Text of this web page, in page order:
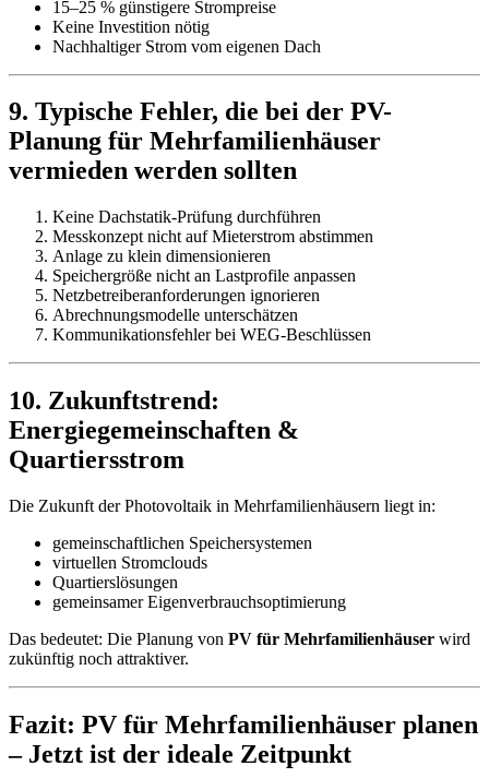
15–25 % günstigere Strompreise
Keine Investition nötig
Nachhaltiger Strom vom eigenen Dach
9. Typische Fehler, die bei der PV-
Planung für Mehrfamilienhäuser
vermieden werden sollten
Keine Dachstatik-Prüfung durchführen
Messkonzept nicht auf Mieterstrom abstimmen
Anlage zu klein dimensionieren
Speichergröße nicht an Lastprofile anpassen
Netzbetreiberanforderungen ignorieren
Abrechnungsmodelle unterschätzen
Kommunikationsfehler bei WEG-Beschlüssen
10. Zukunftstrend:
Energiegemeinschaften &
Quartiersstrom
Die Zukunft der Photovoltaik in Mehrfamilienhäusern liegt in:
gemeinschaftlichen Speichersystemen
virtuellen Stromclouds
Quartierslösungen
gemeinsamer Eigenverbrauchsoptimierung
Das bedeutet: Die Planung von PV für Mehrfamilienhäuser wird
zukünftig noch attraktiver.
Fazit: PV für Mehrfamilienhäuser planen
– Jetzt ist der ideale Zeitpunkt